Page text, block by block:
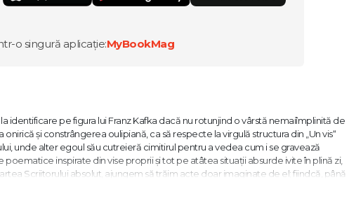
o singură aplicație:MyBookMag
pe figura lui Franz Kafka dacă nu rotunjind o vârstă nemaiîmplinită de
și constrângerea oulipiană, ca să respecte la virgulă structura din „Un vis“
unde alter egoul său cutreieră cimitirul pentru a vedea cum i se gravează
inspirate din vise proprii și tot pe atâtea situații absurde ivite în plină zi,
Scriitorului absolut, ajungem să trăim acte doar imaginate de el; fiindcă, până